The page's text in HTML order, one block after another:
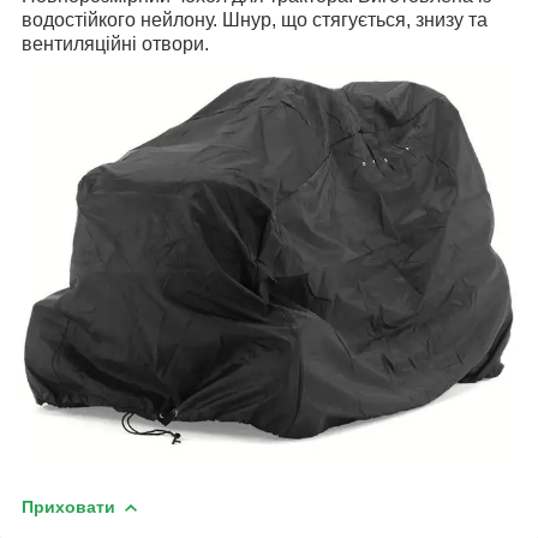
водостійкого нейлону. Шнур, що стягується, знизу та
вентиляційні отвори.
Приховати